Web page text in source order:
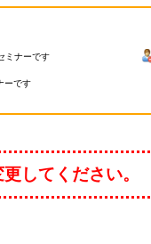
ミナーです
ーです
してください。